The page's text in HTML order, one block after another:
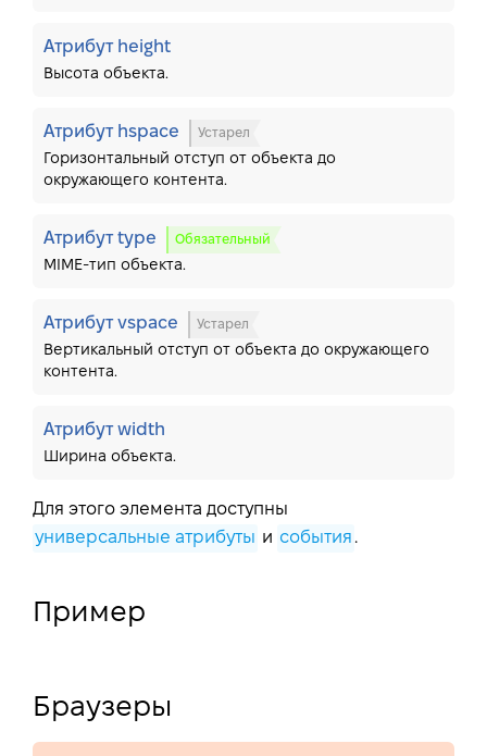
Атрибут height
Высота объекта.
Атрибут hspace Устарел
Горизонтальный отступ от объекта до
окружающего контента.
Атрибут type Обязательный
MIME-тип объекта.
Атрибут vspace Устарел
Вертикальный отступ от объекта до окружающего
контента.
Атрибут width
Ширина объекта.
Для этого элемента доступны
универсальные атрибуты и события .
Пример
Браузеры